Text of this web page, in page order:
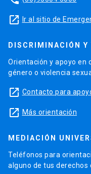
launch Ir al sitio de
DISCRIMINACIÓN Y
Orientación y apoyo en
género o violencia
launch Contacto para
launch Más orientación
MEDIACIÓN
Teléfonos para
alguno de tus derechos